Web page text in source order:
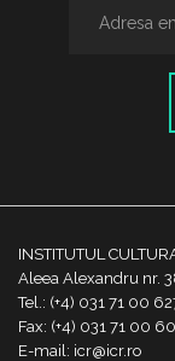
INSTITUTUL
Aleea Alexandru nr.
Tel.: (+4) 031 71 00
Fax: (+4) 031 71 00
E-mail: icr@icr.ro